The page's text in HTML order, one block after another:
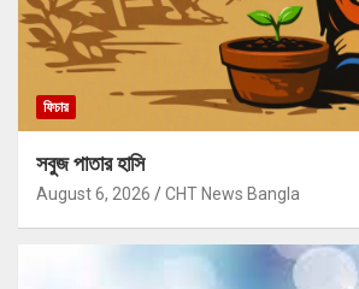
ফিচার
সবুজ পাতার হাসি
August 6, 2026 CHT News Bangla